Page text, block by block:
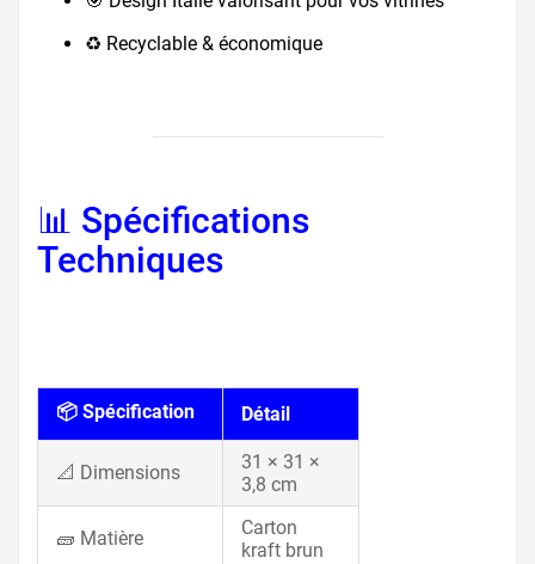
♻️ Recyclable & économique
📊 Spécifications
Techniques
📦 Spécification Détail
📐 Dimensions
31 × 31 ×
3,8 cm
🧱 Matière
Carton
kraft brun